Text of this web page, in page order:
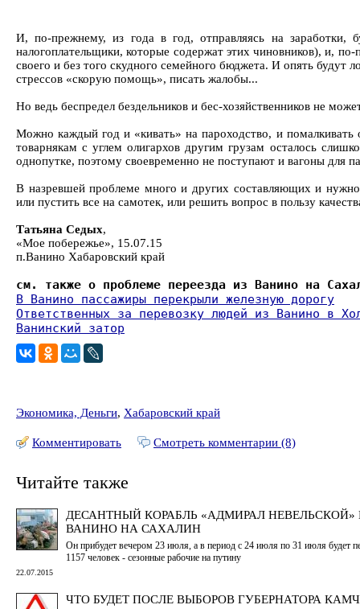
И, по-прежнему, из года в год, отправляясь на заработки,
налогоплательщики, которые содержат этих чиновников), и,
своего и без того скудного семейного бюджета. И опять будут
стрессов «скорую помощь», писать жалобы...
Но ведь беспредел бездельников и бес-хозяйственников не
Можно каждый год и «кивать» на пароходство, и помалкивать
товарнякам с углем олигархов другим грузам осталось
однопутке, поэтому своевременно не поступают и вагоны для
В назревшей проблеме много и других составляющих и
или пустить все на самотек, или решить вопрос в пользу
Татьяна Седых,
«Мое побережье», 15.07.15
п.Ванино Хабаровский край
см. также о проблеме переезда из Ванино на
В Ванино пассажиры перекрыли железную дорогу
Ответственных за перевозку людей из Ванино в
Ванинский затор
Экономика, Деньги, Хабаровский край
Комментировать Смотреть комментарии (8)
Читайте также
ДЕСАНТНЫЙ КОРАБЛЬ «АДМИРАЛ НЕВЕЛЬСКОЙ»
ВАНИНО НА САХАЛИН
Он прибудет вечером 23 июля, а в период с 24 июля по 31 июля будет
1157 человек - сезонные рабочие на путину
22.07.2015
ЧТО БУДЕТ ПОСЛЕ ВЫБОРОВ ГУБЕРНАТОРА